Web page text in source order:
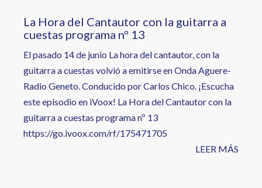
La Hora del Cantautor con la guitarra a
cuestas programa nº 13
El pasado 14 de junio La hora del cantautor, con la
guitarra a cuestas volvió a emitirse en Onda Aguere-
Radio Geneto. Conducido por Carlos Chico. ¡Escucha
este episodio en iVoox! La Hora del Cantautor con la
guitarra a cuestas programa nº 13
https://go.ivoox.com/rf/175471705
LEER MÁS